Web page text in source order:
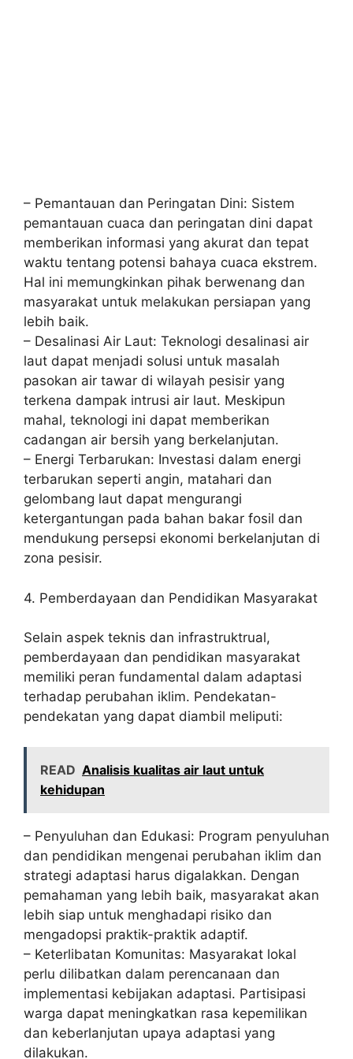
– Pemantauan dan Peringatan Dini: Sistem
pemantauan cuaca dan peringatan dini dapat
memberikan informasi yang akurat dan tepat
waktu tentang potensi bahaya cuaca ekstrem.
Hal ini memungkinkan pihak berwenang dan
masyarakat untuk melakukan persiapan yang
lebih baik.
– Desalinasi Air Laut: Teknologi desalinasi air
laut dapat menjadi solusi untuk masalah
pasokan air tawar di wilayah pesisir yang
terkena dampak intrusi air laut. Meskipun
mahal, teknologi ini dapat memberikan
cadangan air bersih yang berkelanjutan.
– Energi Terbarukan: Investasi dalam energi
terbarukan seperti angin, matahari dan
gelombang laut dapat mengurangi
ketergantungan pada bahan bakar fosil dan
mendukung persepsi ekonomi berkelanjutan di
zona pesisir.
4. Pemberdayaan dan Pendidikan Masyarakat
Selain aspek teknis dan infrastruktrual,
pemberdayaan dan pendidikan masyarakat
memiliki peran fundamental dalam adaptasi
terhadap perubahan iklim. Pendekatan-
pendekatan yang dapat diambil meliputi:
READ Analisis kualitas air laut untuk
kehidupan
– Penyuluhan dan Edukasi: Program penyuluhan
dan pendidikan mengenai perubahan iklim dan
strategi adaptasi harus digalakkan. Dengan
pemahaman yang lebih baik, masyarakat akan
lebih siap untuk menghadapi risiko dan
mengadopsi praktik-praktik adaptif.
– Keterlibatan Komunitas: Masyarakat lokal
perlu dilibatkan dalam perencanaan dan
implementasi kebijakan adaptasi. Partisipasi
warga dapat meningkatkan rasa kepemilikan
dan keberlanjutan upaya adaptasi yang
dilakukan.